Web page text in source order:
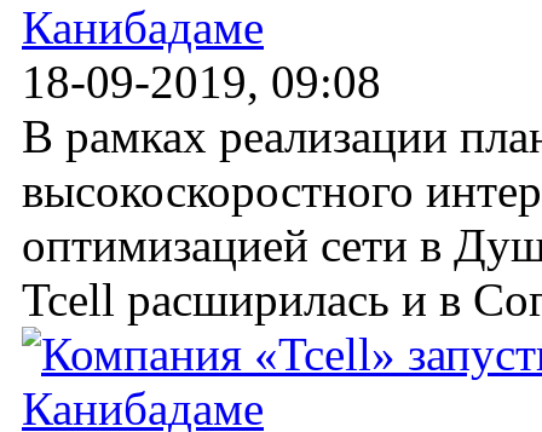
Канибадаме
18-09-2019, 09:08
В рамках реализации
высокоскоростного
оптимизацией сети в
Tcell расширилась и в